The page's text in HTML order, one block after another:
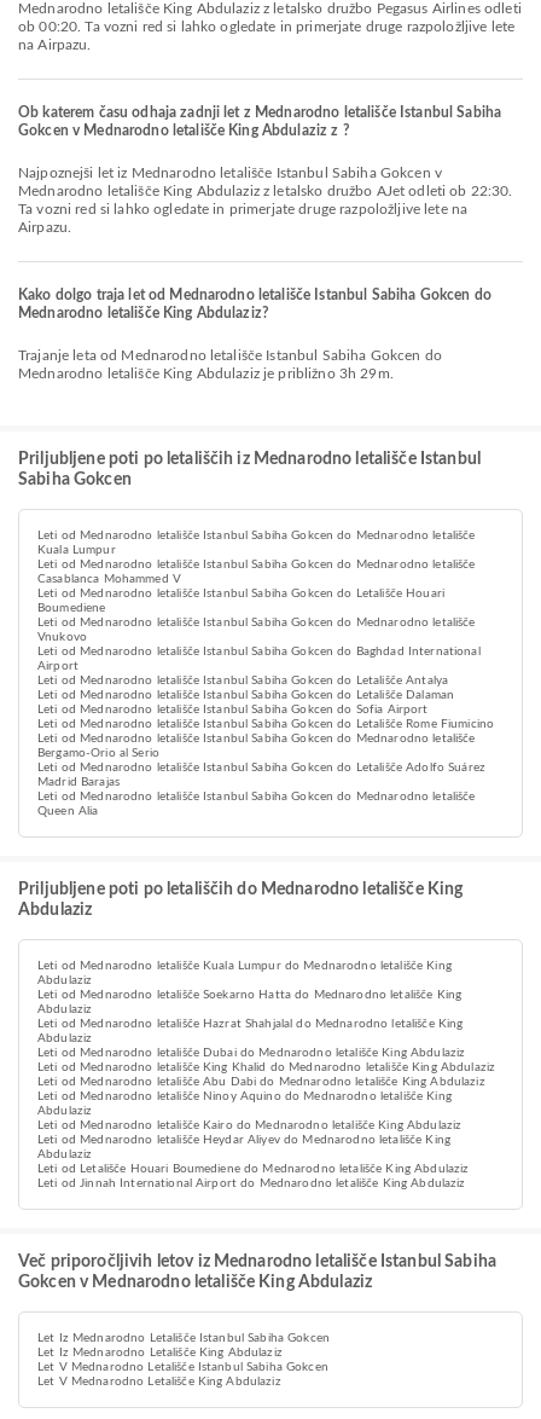
Mednarodno letališče King Abdulaziz z letalsko družbo Pegasus Airlines odleti
ob 00:20. Ta vozni red si lahko ogledate in primerjate druge razpoložljive lete
na Airpazu.
Ob katerem času odhaja zadnji let z Mednarodno letališče Istanbul Sabiha
Gokcen v Mednarodno letališče King Abdulaziz z ?
Najpoznejši let iz Mednarodno letališče Istanbul Sabiha Gokcen v
Mednarodno letališče King Abdulaziz z letalsko družbo AJet odleti ob 22:30.
Ta vozni red si lahko ogledate in primerjate druge razpoložljive lete na
Airpazu.
Kako dolgo traja let od Mednarodno letališče Istanbul Sabiha Gokcen do
Mednarodno letališče King Abdulaziz?
Trajanje leta od Mednarodno letališče Istanbul Sabiha Gokcen do
Mednarodno letališče King Abdulaziz je približno 3h 29m.
Priljubljene poti po letališčih iz Mednarodno letališče Istanbul
Sabiha Gokcen
Leti od Mednarodno letališče Istanbul Sabiha Gokcen do Mednarodno letališče
Kuala Lumpur
Leti od Mednarodno letališče Istanbul Sabiha Gokcen do Mednarodno letališče
Casablanca Mohammed V
Leti od Mednarodno letališče Istanbul Sabiha Gokcen do Letališče Houari
Boumediene
Leti od Mednarodno letališče Istanbul Sabiha Gokcen do Mednarodno letališče
Vnukovo
Leti od Mednarodno letališče Istanbul Sabiha Gokcen do Baghdad International
Airport
Leti od Mednarodno letališče Istanbul Sabiha Gokcen do Letališče Antalya
Leti od Mednarodno letališče Istanbul Sabiha Gokcen do Letališče Dalaman
Leti od Mednarodno letališče Istanbul Sabiha Gokcen do Sofia Airport
Leti od Mednarodno letališče Istanbul Sabiha Gokcen do Letališče Rome Fiumicino
Leti od Mednarodno letališče Istanbul Sabiha Gokcen do Mednarodno letališče
Bergamo-Orio al Serio
Leti od Mednarodno letališče Istanbul Sabiha Gokcen do Letališče Adolfo Suárez
Madrid Barajas
Leti od Mednarodno letališče Istanbul Sabiha Gokcen do Mednarodno letališče
Queen Alia
Priljubljene poti po letališčih do Mednarodno letališče King
Abdulaziz
Leti od Mednarodno letališče Kuala Lumpur do Mednarodno letališče King
Abdulaziz
Leti od Mednarodno letališče Soekarno Hatta do Mednarodno letališče King
Abdulaziz
Leti od Mednarodno letališče Hazrat Shahjalal do Mednarodno letališče King
Abdulaziz
Leti od Mednarodno letališče Dubai do Mednarodno letališče King Abdulaziz
Leti od Mednarodno letališče King Khalid do Mednarodno letališče King Abdulaziz
Leti od Mednarodno letališče Abu Dabi do Mednarodno letališče King Abdulaziz
Leti od Mednarodno letališče Ninoy Aquino do Mednarodno letališče King
Abdulaziz
Leti od Mednarodno letališče Kairo do Mednarodno letališče King Abdulaziz
Leti od Mednarodno letališče Heydar Aliyev do Mednarodno letališče King
Abdulaziz
Leti od Letališče Houari Boumediene do Mednarodno letališče King Abdulaziz
Leti od Jinnah International Airport do Mednarodno letališče King Abdulaziz
Več priporočljivih letov iz Mednarodno letališče Istanbul Sabiha
Gokcen v Mednarodno letališče King Abdulaziz
Let Iz Mednarodno Letališče Istanbul Sabiha Gokcen
Let Iz Mednarodno Letališče King Abdulaziz
Let V Mednarodno Letališče Istanbul Sabiha Gokcen
Let V Mednarodno Letališče King Abdulaziz